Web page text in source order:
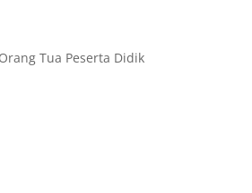
Tua Peserta Didik